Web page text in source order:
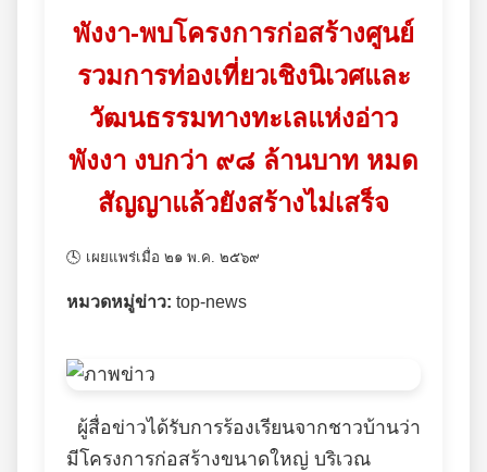
พังงา-พบโครงการก่อสร้างศูนย์
รวมการท่องเที่ยวเชิงนิเวศและ
วัฒนธรรมทางทะเลแห่งอ่าว
พังงา งบกว่า ๙๘ ล้านบาท หมด
สัญญาแล้วยังสร้างไม่เสร็จ
🕓 เผยแพร่เมื่อ ๒๑ พ.ค. ๒๕๖๙
หมวดหมู่ข่าว: top-news
ผู้สื่อข่าวได้รับการร้องเรียนจากชาวบ้านว่า
มีโครงการก่อสร้างขนาดใหญ่ บริเวณ